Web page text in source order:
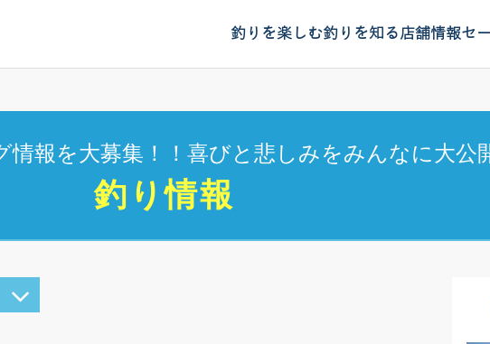
釣りを楽しむ釣りを知る店舗情報セ
報を大募集！！喜びと悲しみをみんなに大公
釣り情報